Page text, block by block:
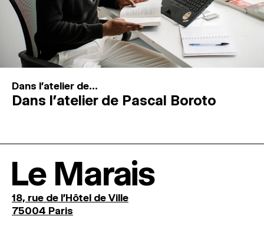
Dans l'atelier de...
Dans l’atelier de Pascal Boroto
Le Marais
18, rue de l'Hôtel de Ville
75004 Paris